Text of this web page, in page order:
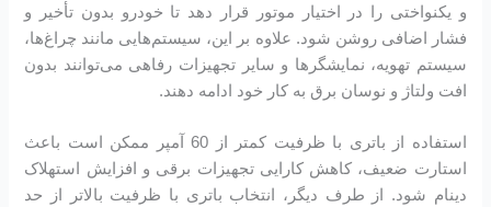
و یکنواختی را در اختیار موتور قرار دهد تا خودرو بدون تأخیر و
فشار اضافی روشن شود. علاوه بر این، سیستم‌هایی مانند چراغ‌ها،
سیستم تهویه، نمایشگرها و سایر تجهیزات رفاهی می‌توانند بدون
افت ولتاژ و نوسان برق به کار خود ادامه دهند.
استفاده از باتری با ظرفیت کمتر از 60 آمپر ممکن است باعث
استارت ضعیف، کاهش کارایی تجهیزات برقی و افزایش استهلاک
دینام شود. از طرف دیگر، انتخاب باتری با ظرفیت بالاتر از حد